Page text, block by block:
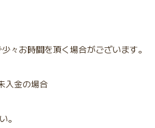
々お時間を頂く場合がございます。
入金の場合
。